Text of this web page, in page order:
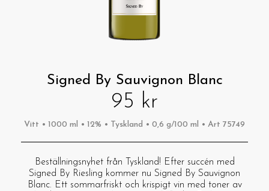
Signed By Sauvignon Blanc
95 kr
Vitt • 1000 ml • 12% • Tyskland • 0,6 g/100 ml • Art 75749
Beställningsnyhet från Tyskland! Efter succén med
Signed By Riesling kommer nu Signed By Sauvignon
Blanc. Ett sommarfriskt och krispigt vin med toner av